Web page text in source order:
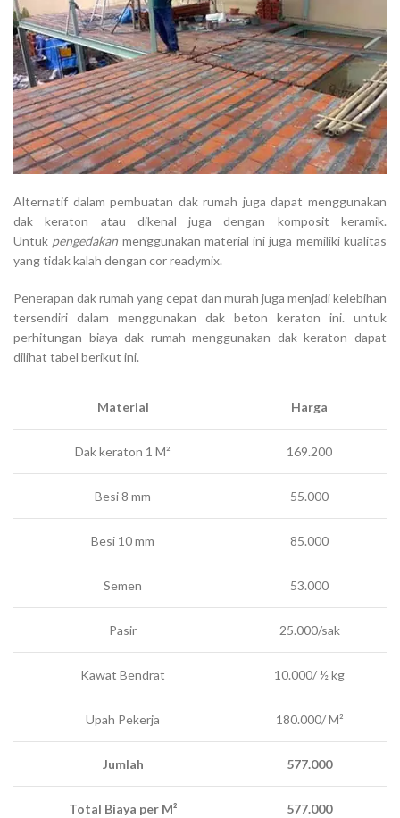
Alternatif dalam pembuatan dak rumah juga dapat menggunakan
dak keraton atau dikenal juga dengan komposit keramik.
Untuk pengedakan menggunakan material ini juga memiliki kualitas
yang tidak kalah dengan cor readymix.
Penerapan dak rumah yang cepat dan murah juga menjadi kelebihan
tersendiri dalam menggunakan dak beton keraton ini. untuk
perhitungan biaya dak rumah menggunakan dak keraton dapat
dilihat tabel berikut ini.
Material Harga
Dak keraton 1 M² 169.200
Besi 8 mm 55.000
Besi 10 mm 85.000
Semen 53.000
Pasir 25.000/sak
Kawat Bendrat 10.000/ ½ kg
Upah Pekerja 180.000/ M²
Jumlah 577.000
Total Biaya per M² 577.000